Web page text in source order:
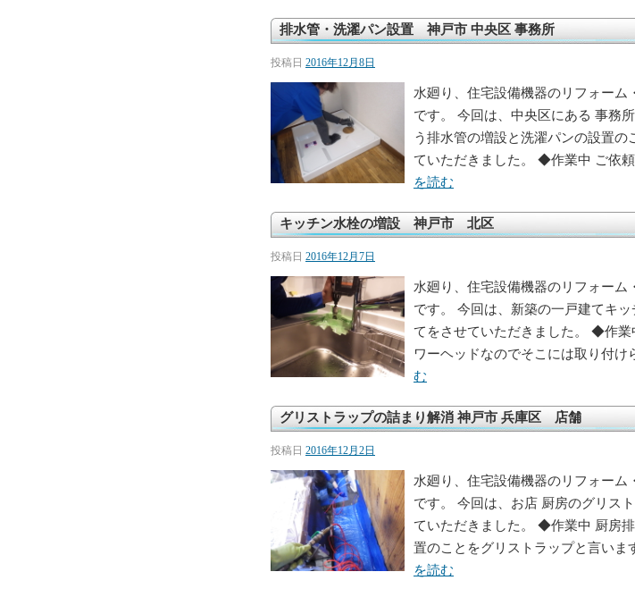
排水管・洗濯パン設置 神戸市 中央区 事務所
投稿日 2016年12月8日
水廻り、住宅設備機器のリフォーム
です。 今回は、中央区にある 事務
う排水管の増設と洗濯パンの設置の
ていただきました。 ◆作業中 ご依
を読む
キッチン水栓の増設 神戸市 北区
投稿日 2016年12月7日
水廻り、住宅設備機器のリフォーム
です。 今回は、新築の一戸建てキ
てをさせていただきました。 ◆作業
ワーヘッドなのでそこには取り付け
む
グリストラップの詰まり解消 神戸市 兵庫区 店舗
投稿日 2016年12月2日
水廻り、住宅設備機器のリフォーム
です。 今回は、お店 厨房のグリス
ていただきました。 ◆作業中 厨房
置のことをグリストラップと言いま
を読む